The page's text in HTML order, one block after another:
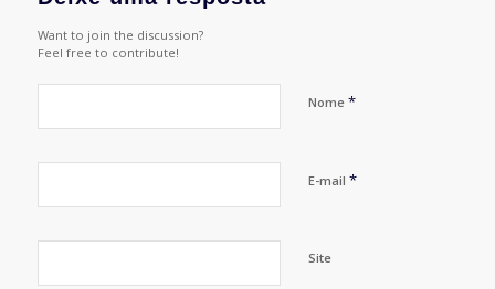
Want to join the discussion?
Feel free to contribute!
Nome *
E-mail *
Site